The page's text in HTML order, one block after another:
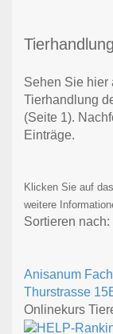
Sehen Sie hier
Tierhandlung
(Seite 1).
Einträge.
Klicken Sie auf
weitere
Sortieren nach:
Anisanum
Thurstrasse
Onlinekurs